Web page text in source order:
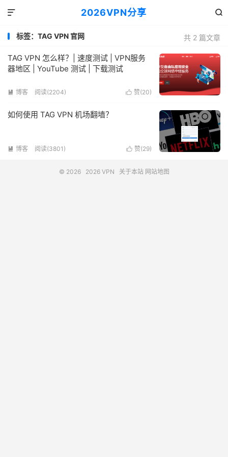
2026VPN分享 

共 2 篇文章
标签：TAG VPN 官网
TAG VPN 怎么样？| 速度测试 | VPN服务
器地区 | YouTube 测试 | 下载测试
 赞(20)
 博客 阅读(2204)
如何使用 TAG VPN 机场翻墙？
 赞(29)
 博客 阅读(3801)
© 2026 2026 VPN 关于本站 网站地图